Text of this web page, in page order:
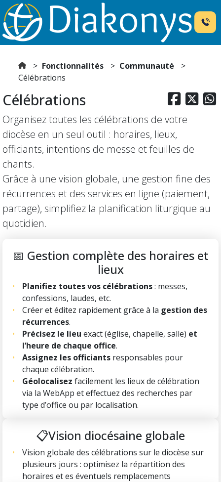
Fonctionnalités
Communauté
Célébrations
  
Célébrations
Organisez toutes les célébrations de votre
diocèse en un seul outil : horaires, lieux,
officiants, intentions de messe et feuilles de
chants.
Grâce à une vision globale, une gestion fine des
récurrences et des services en ligne (paiement,
partage), simplifiez la planification liturgique au
quotidien.
📅 Gestion complète des horaires et
lieux
Planifiez toutes vos célébrations: messes,
confessions, laudes, etc.
Créer et éditez rapidement grâce à la gestion des
récurrences.
Précisez le lieu exact (église, chapelle, salle) et
l’heure de chaque office.
Assignez les officiants responsables pour
chaque célébration.
Géolocalisez facilement les lieux de célébration
via la WebApp et effectuez des recherches par
type d’office ou par localisation.
📋Vision diocésaine globale
Vision globale des célébrations sur le diocèse sur
plusieurs jours : optimisez la répartition des
horaires et es éventuels remplacements